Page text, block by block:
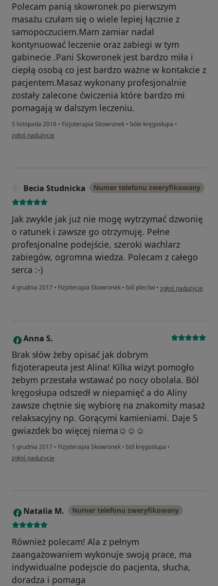
Polecam panią skowronek po pierwszym
masażu czułam się o wiele lepiej łącznie z
samopoczuciem.Mam zamiar nadal
kontynuować leczenie oraz zabiegi w tym
gabinecie .Pani Skowronek jest bardzo miła i
ciepłą osobą co jest bardzo ważne w kontakcie z
pacjentem.Masaz wykonany profesjonalnie
zostały zalecone ćwiczenia które bardzo mi
pomagają w dalszym leczeniu.
5 listopada 2018 • Fizjoterapia Skowronek • bóle kręgosłupa •
w opinii użytkownika Konto zostało usunięte
zgłoś nadużycie
Becia Studnicka Numer telefonu zweryfikowany
Jak zwykle jak już nie mogę wytrzymać dzwonię
o ratunek i zawsze go otrzymuję. Pełne
profesjonalne podejście, szeroki wachlarz
zabiegów, ogromna wiedza. Polecam z całego
serca :-)
4 grudnia 2017 • Fizjoterapia Skowronek • ból pleców • w opinii użytkownika
zgłoś nadużycie
A Anna S.
Brak słów żeby opisać jak dobrym
fizjoterapeuta jest Alina! Kilka wizyt pomogło
żebym przestała wstawać po nocy obolala. Ból
kręgosłupa odszedł w niepamięć a do Aliny
zawsze chętnie się wybiorę na znakomity masaż
relaksacyjny np. Gorącymi kamieniami. Daje 5
gwiazdek bo więcej niema☺☺☺
1 grudnia 2017 • Fizjoterapia Skowronek • ból kręgosłupa •
w opinii użytkownika Anna S.
zgłoś nadużycie
N Natalia M. Numer telefonu zweryfikowany
Również polecam! Ala z pełnym
zaangażowaniem wykonuje swoją prace, ma
indywidualne podejscie do pacjenta, słucha,
doradza i pomaga